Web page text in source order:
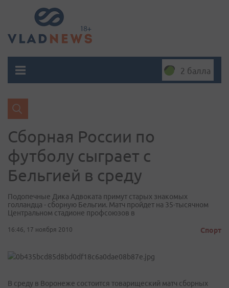
2 балла
Сборная России по
футболу сыграет с
Бельгией в среду
Подопечные Дика Адвоката примут старых знакомых
голландца - сборную Бельгии. Матч пройдет на 35-тысячном
Центральном стадионе профсоюзов в
16:46, 17 ноября 2010 Спорт
В среду в Воронеже состоится товарищеский матч сборных